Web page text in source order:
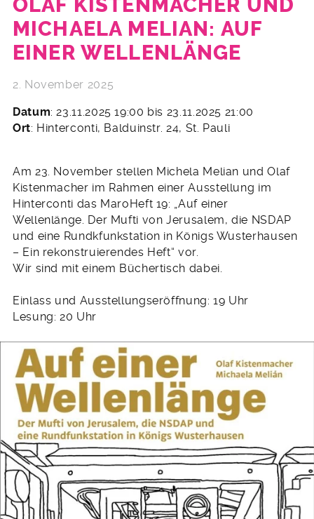
OLAF KISTENMACHER UND
MICHAELA MELIAN: AUF
EINER WELLENLÄNGE
2. November 2025
Datum: 23.11.2025 19:00 bis 23.11.2025 21:00
Ort: Hinterconti, Balduinstr. 24, St. Pauli
Am 23. November stellen Michela Melian und Olaf
Kistenmacher im Rahmen einer Ausstellung im
Hinterconti das MaroHeft 19: „Auf einer
Wellenlänge. Der Mufti von Jerusalem, die NSDAP
und eine Rundkfunkstation in Königs Wusterhausen
– Ein rekonstruierendes Heft“ vor.
Wir sind mit einem Büchertisch dabei.
Einlass und Ausstellungseröffnung: 19 Uhr
Lesung: 20 Uhr